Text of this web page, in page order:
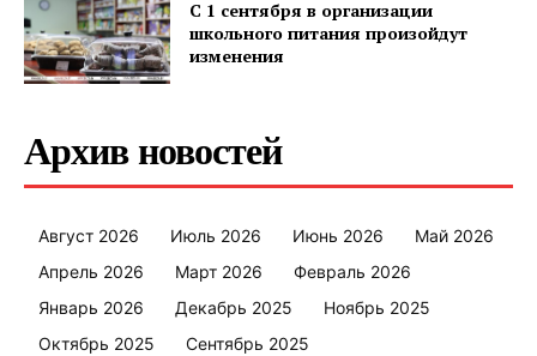
С 1 сентября в организации
школьного питания произойдут
изменения
Архив новостей
Август 2026 Июль 2026 Июнь 2026
Май 2026
Апрель 2026
Март 2026
Февраль 2026
Январь 2026
Декабрь 2025
Ноябрь 2025
Октябрь 2025
Сентябрь 2025